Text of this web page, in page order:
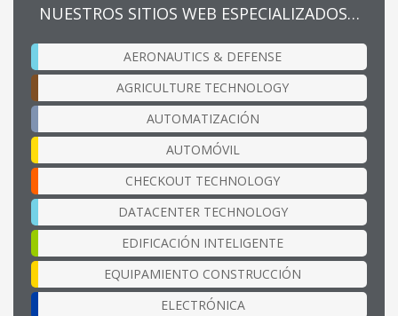
NUESTROS SITIOS WEB ESPECIALIZADOS…
AERONAUTICS & DEFENSE
AGRICULTURE TECHNOLOGY
AUTOMATIZACIÓN
AUTOMÓVIL
CHECKOUT TECHNOLOGY
DATACENTER TECHNOLOGY
EDIFICACIÓN INTELIGENTE
EQUIPAMIENTO CONSTRUCCIÓN
ELECTRÓNICA